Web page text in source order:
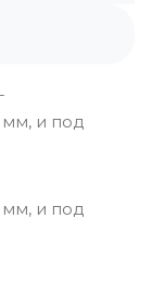
и под
и под